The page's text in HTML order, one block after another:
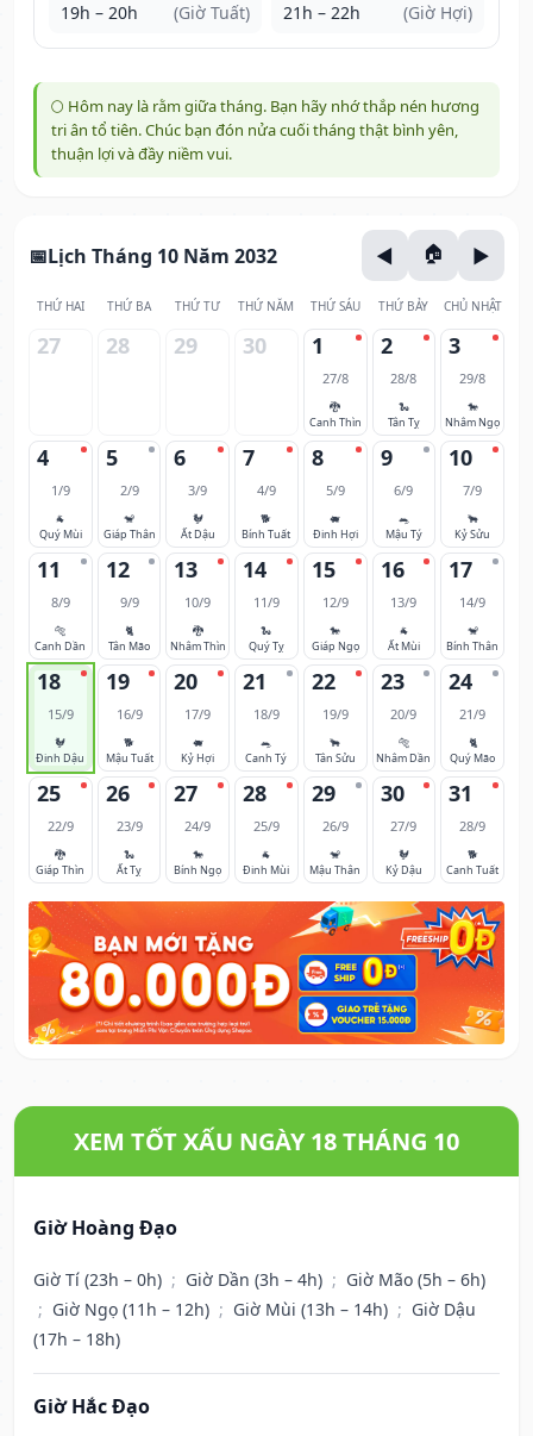
19h – 20h (Giờ Tuất) 21h – 22h (Giờ Hợi)
🌕 Hôm nay là rằm giữa tháng. Bạn hãy nhớ thắp nén hương
tri ân tổ tiên. Chúc bạn đón nửa cuối tháng thật bình yên,
thuận lợi và đầy niềm vui.
Lịch Tháng 10 Năm 2032
THỨ HAI THỨ BA THỨ TƯ THỨ NĂM THỨ SÁU THỨ BẢY CHỦ NHẬT
27 28 29 30 1
27/8
🐉
Canh Thìn
2
28/8
🐍
Tân Tỵ
3
29/8
🐎
Nhâm Ngọ
4
1/9
🐐
Quý Mùi
5
2/9
🐒
Giáp Thân
6
3/9
🐓
Ất Dậu
7
4/9
🐕
Bính Tuất
8
5/9
🐖
Đinh Hợi
9
6/9
🐀
Mậu Tý
10
7/9
🐂
Kỷ Sửu
11
8/9
🐅
Canh Dần
12
9/9
🐈
Tân Mão
13
10/9
🐉
Nhâm Thìn
14
11/9
🐍
Quý Tỵ
15
12/9
🐎
Giáp Ngọ
16
13/9
🐐
Ất Mùi
17
14/9
🐒
Bính Thân
18
15/9
🐓
Đinh Dậu
19
16/9
🐕
Mậu Tuất
20
17/9
🐖
Kỷ Hợi
21
18/9
🐀
Canh Tý
22
19/9
🐂
Tân Sửu
23
20/9
🐅
Nhâm Dần
24
21/9
🐈
Quý Mão
25
22/9
🐉
Giáp Thìn
26
23/9
🐍
Ất Tỵ
27
24/9
🐎
Bính Ngọ
28
25/9
🐐
Đinh Mùi
29
26/9
🐒
Mậu Thân
30
27/9
🐓
Kỷ Dậu
31
28/9
🐕
Canh Tuất
XEM TỐT XẤU NGÀY 18 THÁNG 10
Giờ Hoàng Đạo
Giờ Tí (23h – 0h) ; Giờ Dần (3h – 4h) ; Giờ Mão (5h – 6h)
; Giờ Ngọ (11h – 12h) ; Giờ Mùi (13h – 14h) ; Giờ Dậu
(17h – 18h)
Giờ Hắc Đạo